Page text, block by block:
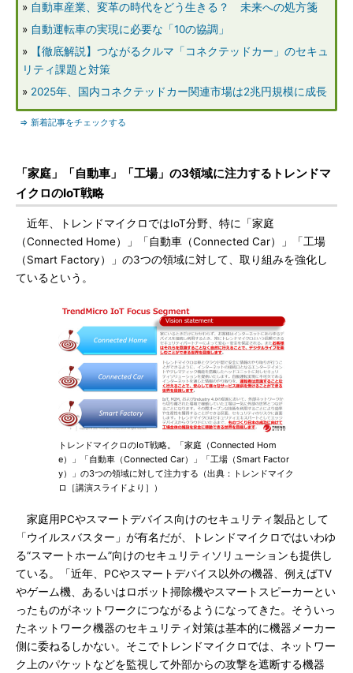
» 自動車産業、変革の時代をどう生きる？ 未来への処方箋
» 自動運転車の実現に必要な「10の協調」
»
【徹底解説】つながるクルマ「コネクテッドカー」のセキュ
リティ課題と対策
» 2025年、国内コネクテッドカー関連市場は2兆円規模に成長
⇒ 新着記事をチェックする
「家庭」「自動車」「工場」の3領域に注力するトレンドマ
イクロのIoT戦略
近年、トレンドマイクロではIoT分野、特に「家庭
（Connected Home）」「自動車（Connected Car）」「工場
（Smart Factory）」の3つの領域に対して、取り組みを強化し
ているという。
トレンドマイクロのIoT戦略。「家庭（Connected Hom
e）」「自動車（Connected Car）」「工場（Smart Factor
y）」の3つの領域に対して注力する（出典：トレンドマイク
ロ［講演スライドより］）
家庭用PCやスマートデバイス向けのセキュリティ製品として
「ウイルスバスター」が有名だが、トレンドマイクロではいわゆ
る“スマートホーム”向けのセキュリティソリューションも提供し
ている。「近年、PCやスマートデバイス以外の機器、例えばTV
やゲーム機、あるいはロボット掃除機やスマートスピーカーとい
ったものがネットワークにつながるようになってきた。そういっ
たネットワーク機器のセキュリティ対策は基本的に機器メーカー
側に委ねるしかない。そこでトレンドマイクロでは、ネットワー
ク上のパケットなどを監視して外部からの攻撃を遮断する機器